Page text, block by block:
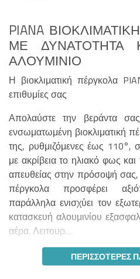
PIANA
ΜΕ ΔΥΝΑΤΌΤΗΤΑ
ΑΛΟΥΜΊΝΙΟ
Η βιοκλιματική πέργκολα
επιθυμίες σας
Απολαύστε την βεράντα
ενσωματωμένη βιοκλιματική
της, ρυθμιζόμενες έως 110°,
με ακρίβεια το ηλιακό φως
απευθείας στην πρόσοψή σας,
πέργκολα προσφέρει
παράλληλα ενισχύει τον
κατασκευή αλουμινίου
αέρα. Λειτουρ…
ΠΕΡΙΣΣΌΤΕΡΕΣ